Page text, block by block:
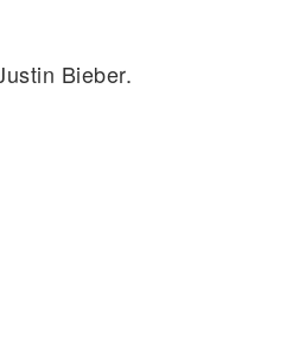
Bieber.